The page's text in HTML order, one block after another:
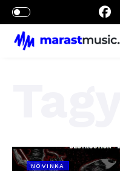
NOVINKA